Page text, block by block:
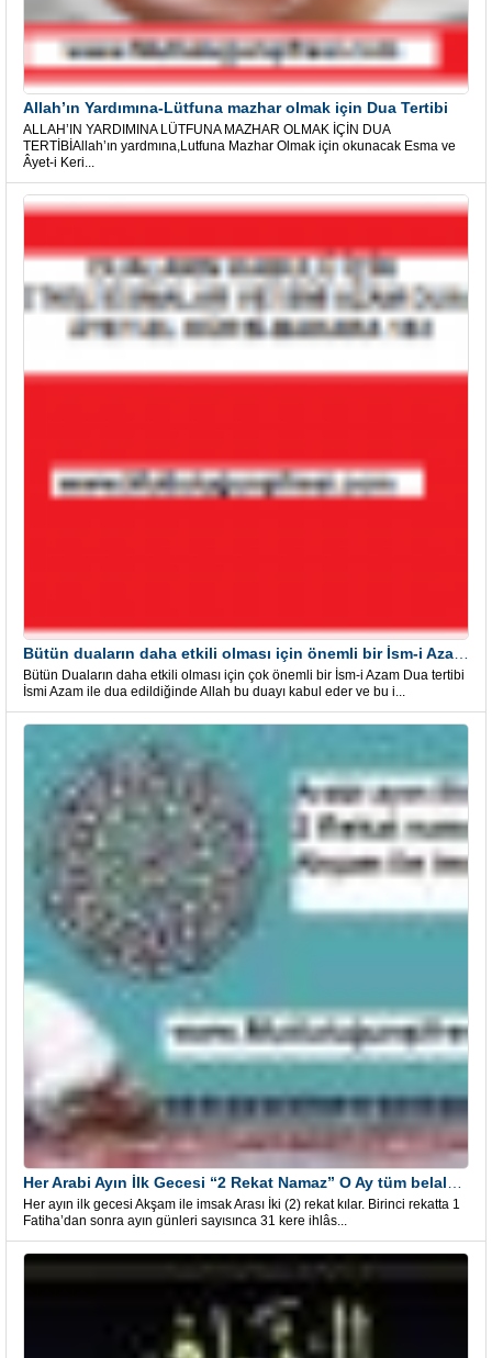
Allah’ın Yardımına-Lütfuna mazhar olmak için Dua Tertibi
ALLAH’IN YARDIMINA LÜTFUNA MAZHAR OLMAK İÇİN DUA
TERTİBİAllah’ın yardmına,Lutfuna Mazhar Olmak için okunacak Esma ve
Âyet-i Keri...
Bütün Duaların daha etkili olması için çok önemli bir İsm-i Azam Dua tertibi
İsmi Azam ile dua edildiğinde Allah bu duayı kabul eder ve bu i...
Her ayın ilk gecesi Akşam ile imsak Arası İki (2) rekat kılar. Birinci rekatta 1
Fatiha’dan sonra ayın günleri sayısınca 31 kere ihlâs...